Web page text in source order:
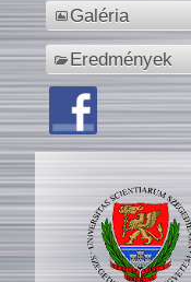
Galéria
Eredmények